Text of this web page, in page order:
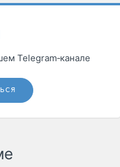
Telegram‑канале